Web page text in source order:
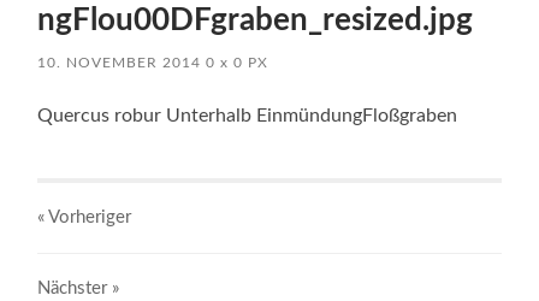
ngFlou00DFgraben_resized.jpg
10. NOVEMBER 2014 0x 0 PX
Quercus robur Unterhalb EinmündungFloßgraben
« Vorheriger
Nächster »